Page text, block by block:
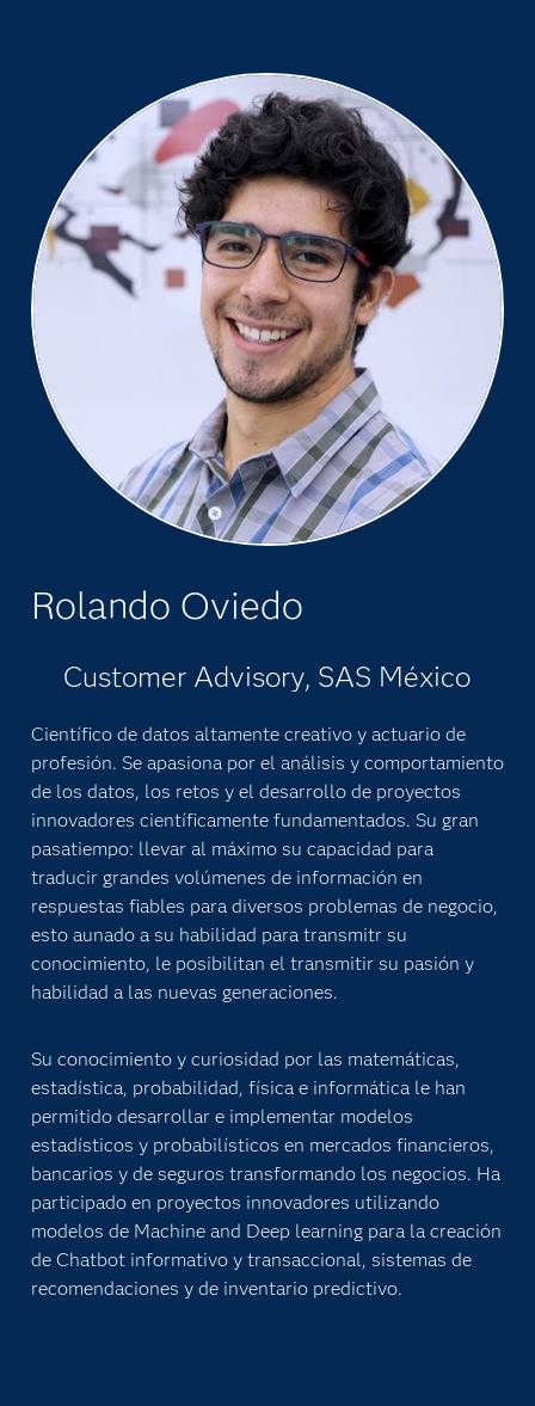
Rolando Oviedo
Customer Advisory, SAS México
Científico de datos altamente creativo y actuario de
profesión. Se apasiona por el análisis y comportamiento
de los datos, los retos y el desarrollo de proyectos
innovadores científicamente fundamentados. Su gran
pasatiempo: llevar al máximo su capacidad para
traducir grandes volúmenes de información en
respuestas fiables para diversos problemas de negocio,
esto aunado a su habilidad para transmitr su
conocimiento, le posibilitan el transmitir su pasión y
habilidad a las nuevas generaciones.
Su conocimiento y curiosidad por las matemáticas,
estadística, probabilidad, física e informática le han
permitido desarrollar e implementar modelos
estadísticos y probabilísticos en mercados financieros,
bancarios y de seguros transformando los negocios. Ha
participado en proyectos innovadores utilizando
modelos de Machine and Deep learning para la creación
de Chatbot informativo y transaccional, sistemas de
recomendaciones y de inventario predictivo.